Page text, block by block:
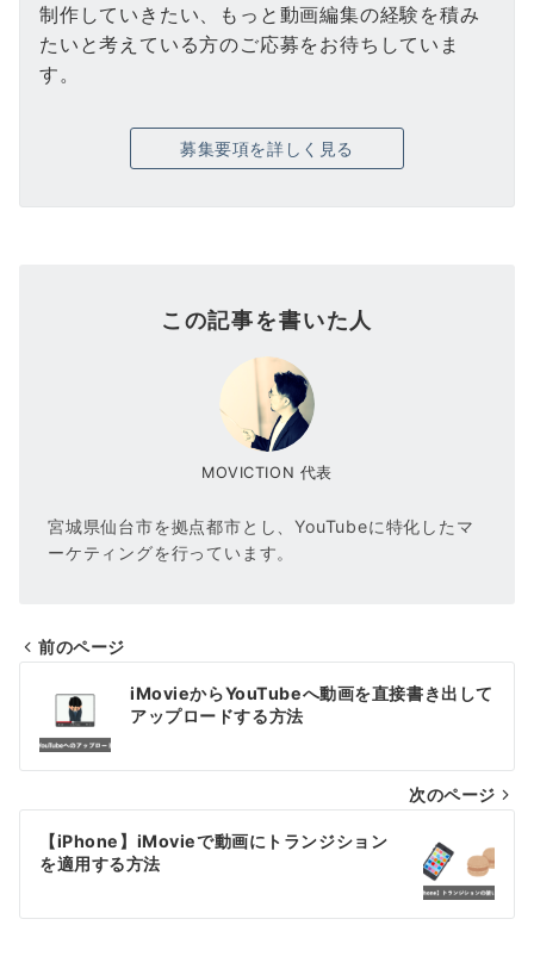
制作していきたい、もっと動画編集の経験を積み
たいと考えている方のご応募をお待ちしていま
す。
募集要項を詳しく見る
この記事を書いた人
MOVICTION 代表
宮城県仙台市を拠点都市とし、YouTubeに特化したマ
ーケティングを行っています。
ナ
ビ
シ
前のページ
iMovieからYouTubeへ動画を直接書き出して
アップロードする方法
次のページ
【iPhone】iMovieで動画にトランジション
を適用する方法